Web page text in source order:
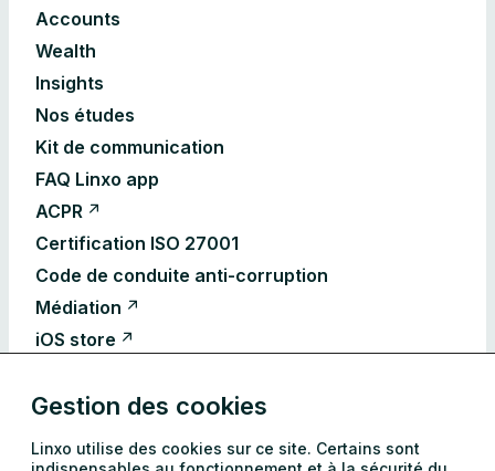
Accounts
Wealth
Insights
Nos études
Kit de communication
FAQ Linxo app
ACPR
Certification ISO 27001
Code de conduite anti-corruption
Médiation
iOS store
Déclarations d’accessibilité
Gestion des cookies
Linxo utilise des cookies sur ce site. Certains sont